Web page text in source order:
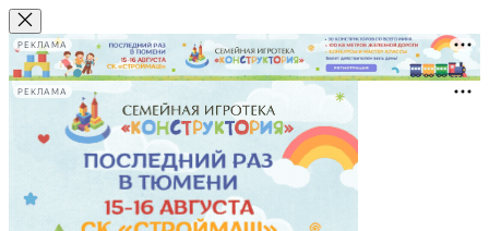
РЕКЛАМА
РЕКЛАМА